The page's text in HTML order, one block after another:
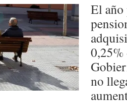
El
0,25%
no